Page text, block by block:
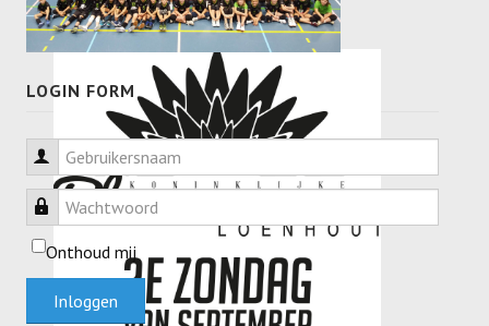
LOGIN FORM
Gebruikersnaam
Wachtwoord
Onthoud mij
Inloggen